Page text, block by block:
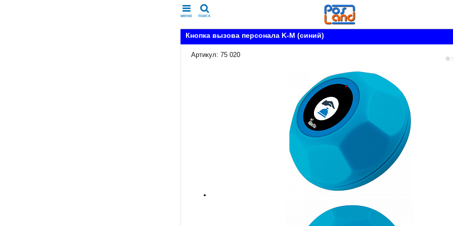
меню поиск
Кнопка вызова персонала K-M (синий)
Артикул: 75 020